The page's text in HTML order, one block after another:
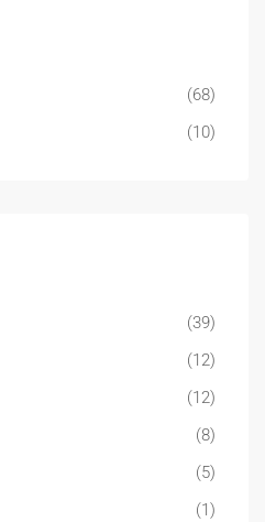
(68)
(10)
(39)
(12)
(12)
(8)
(5)
(1)